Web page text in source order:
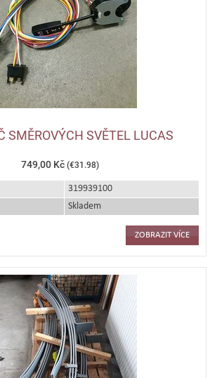
SMĚROVÝCH SVĚTEL LUCAS
749,00 Kč (€31.98)
319939100
Skladem
ZOBRAZIT VÍCE